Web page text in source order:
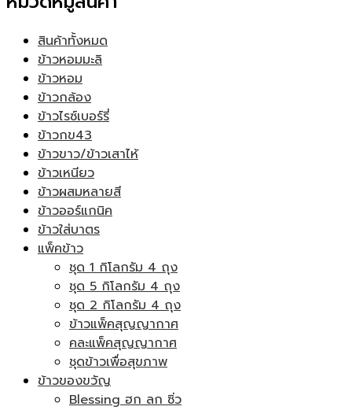
สินค้าทั้งหมด
ข้าวหอมมะลิ
ข้าวหอม
ข้าวกล้อง
ข้าวไรซ์เบอร์รี่
ข้าวกข43
ข้าวขาว/ข้าวเสาไห้
ข้าวเหนียว
ข้าวผสมหลายสี
ข้าวออร์แกนิค
ข้าวใส่บาตร
แพ็คข้าว
ชุด 1 กิโลกรัม 4 ถุง
ชุด 5 กิโลกรัม 4 ถุง
ชุด 2 กิโลกรัม 4 ถุง
ข้าวแพ็คสุญญากาศ
คละแพ็คสุญญากาศ
ชุดข้าวเพื่อสุขภาพ
ข้าวของขวัญ
Blessing ฮก ลก ซิ่ว